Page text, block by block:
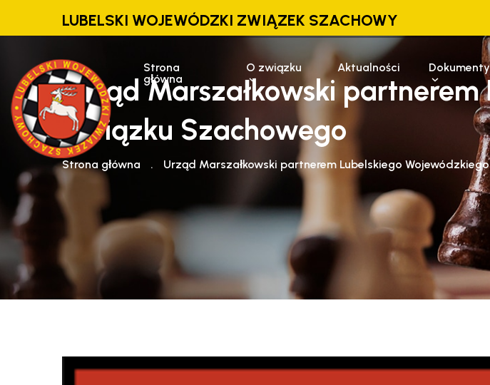
LUBELSKI WOJEWÓDZKI ZWIĄZEK SZACHOWY
Strona
główna
O związku Aktualności Dokumenty
Urząd Marszałkowski
Związku Szachowego
Strona główna . Urząd Marszałkowski partnerem Lubelskiego